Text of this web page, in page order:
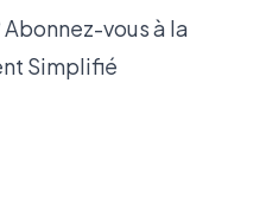
vous à la
Simplifié